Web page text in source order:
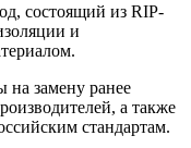
состоящий из RIP-
и
замену ранее
а также
стандартам.